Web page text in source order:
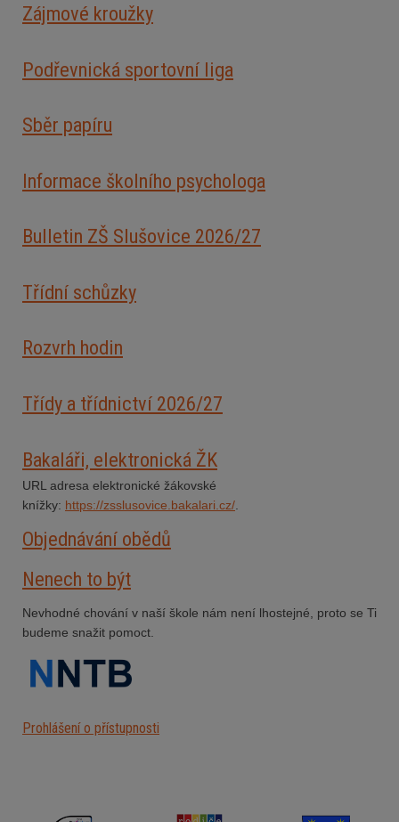
Zájmové kroužky
Podřevnická sportovní liga
Sběr papíru
Informace školního psychologa
Bulletin ZŠ Slušovice 2026/27
Třídní schůzky
Rozvrh hodin
Třídy a třídnictví 2026/27
Bakaláři, elektronická ŽK
URL adresa elektronické žákovské
knížky: https://zsslusovice.bakalari.cz/
Objednávání obědů
Nenech to být
Nevhodné chování v naší škole nám není lhostejné, proto se Ti
budeme snažit pomoct.
Prohlášení o přístupnosti